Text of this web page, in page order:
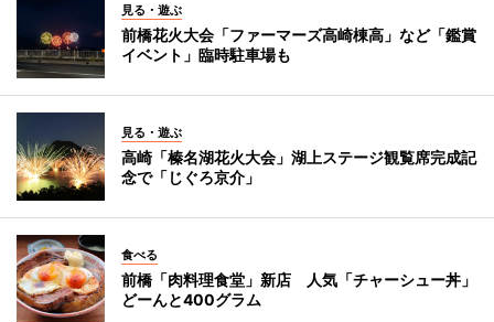
見る・遊ぶ
前橋花火大会「ファーマーズ高崎棟高」など「鑑賞
イベント」臨時駐車場も
見る・遊ぶ
高崎「榛名湖花火大会」湖上ステージ観覧席完成記
念で「じぐろ京介」
食べる
前橋「肉料理食堂」新店 人気「チャーシュー丼」
どーんと400グラム